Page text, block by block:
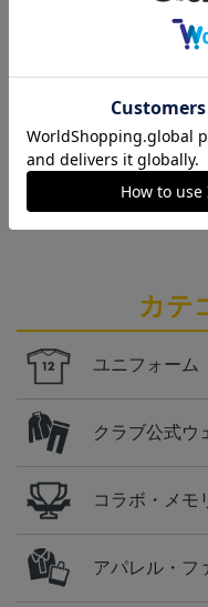
ギラヴァン
援しよう！
北九州
ギラヴァン
たい方に！
カテ
ユニフォーム
クラブ公式ウ
コラボ・メモ
アパレル・フ